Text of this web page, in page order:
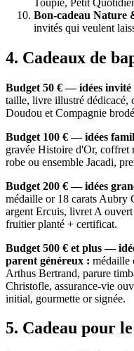
Bon-cadeau Nature
invités qui veulent
4. Cadeaux de
Budget 50 € — idées invité
taille, livre illustré dédicacé,
Doudou et Compagnie
Budget 100 € — idées
gravée Histoire d'Or, coffret
robe ou ensemble Jacadi,
Budget 200 € — idées
médaille or 18 carats Aubry
argent Ercuis, livret A
fruitier planté + certificat.
Budget 500 € et plus —
parent généreux : médaille
Arthus Bertrand, parure
Christofle, assurance-vie
initial, gourmette or signée.
5. Cadeau pour